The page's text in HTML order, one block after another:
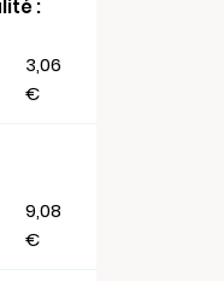
:
3,06
€
9,08
€